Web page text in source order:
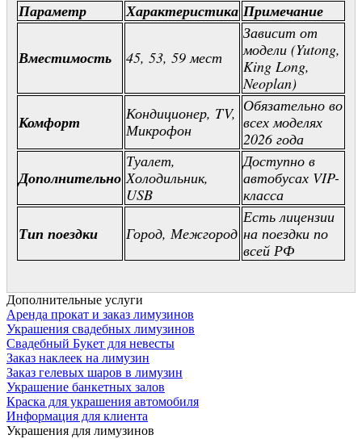
Параметр Характеристика Примечание
Вместимость 45, 53, 59 мест
Зависит от
модели (Yutong,
King Long,
Neoplan)
Комфорт
Кондиционер, TV,
Микрофон
Обязательно во
всех моделях
2026 года
Дополнительно
Туалет,
Холодильник,
USB
Доступно в
автобусах VIP-
класса
Тип поездки Город, Межгород
Есть лицензии
на поездки по
всей РФ
Дополнительные услуги
Аренда прокат и заказ лимузинов
Украшения свадебных лимузинов
Свадебный Букет для невесты
Заказ наклеек на лимузин
Заказ гелевых шаров в лимузин
Украшение банкетных залов
Краска для украшения автомобиля
Информация для клиента
Украшения для лимузинов